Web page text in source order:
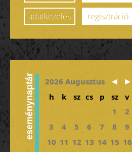
adatkezelés
regisztráció
eseménynaptár
2026 Augusztus
h
k sz cs p sz
v
1
2
3
4 5 6 7 8
9
10 11 12 13 14 15 16